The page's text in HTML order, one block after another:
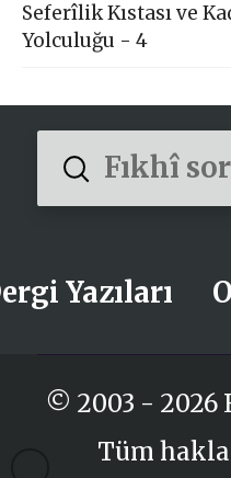
Seferîlik Kıstası ve
Yolculuğu - 4
Search
Submit
Yazıları
© 2003 - 2026
Tüm